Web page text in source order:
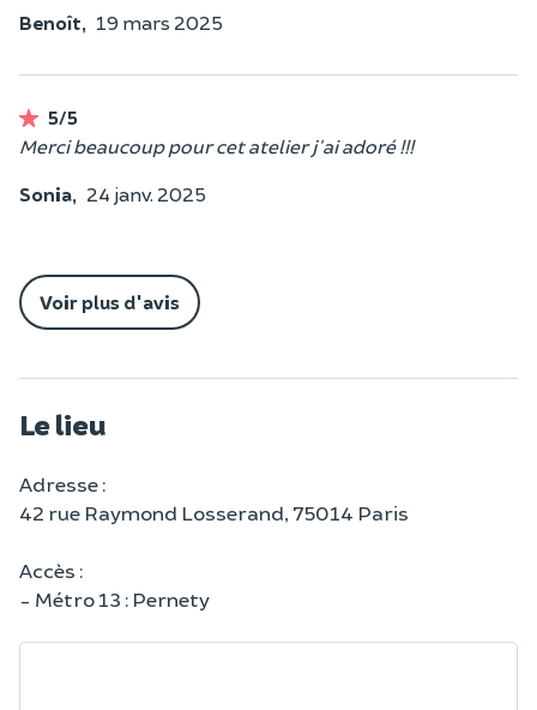
Benoît, 19 mars 2025
5/5
Merci beaucoup pour cet atelier j'ai adoré !!!
Sonia, 24 janv. 2025
Voir plus d'avis
Le lieu
Adresse :
42 rue Raymond Losserand, 75014 Paris
Accès :
- Métro 13 : Pernety